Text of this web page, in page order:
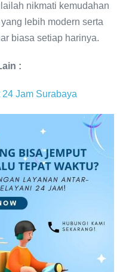
nikmati kemudahan
lebih modern serta
biasa setiap harinya.
:
Jam Surabaya